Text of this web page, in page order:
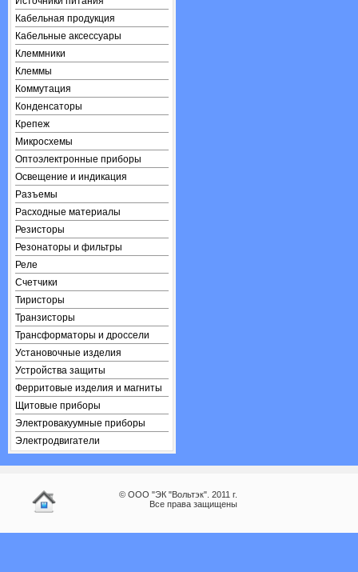
Кабельная продукция
Кабельные аксессуары
Клеммники
Клеммы
Коммутация
Конденсаторы
Крепеж
Микросхемы
Оптоэлектронные приборы
Освещение и индикация
Разъемы
Расходные материалы
Резисторы
Резонаторы и фильтры
Реле
Счетчики
Тиристоры
Транзисторы
Трансформаторы и дроссели
Установочные изделия
Устройства защиты
Ферритовые изделия и магниты
Щитовые приборы
Электровакуумные приборы
Электродвигатели
© ООО "ЭК "Вольтэк". 2011 г.
Все права защищены